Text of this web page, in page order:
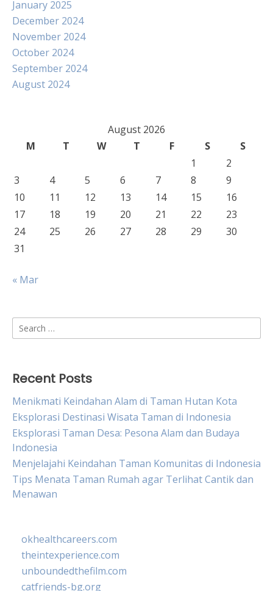
January 2025
December 2024
November 2024
October 2024
September 2024
August 2024
August 2026
M
T W T F S
S
1
2
3
4 5 6 7 8
9
10
11 12 13 14 15
16
17
18 19 20 21 22
23
24
25 26 27 28 29
30
31
« Mar
Search
for:
Recent Posts
Menikmati Keindahan Alam di Taman Hutan Kota
Eksplorasi Destinasi Wisata Taman di Indonesia
Eksplorasi Taman Desa: Pesona Alam dan Budaya
Indonesia
Menjelajahi Keindahan Taman Komunitas di Indonesia
Tips Menata Taman Rumah agar Terlihat Cantik dan
Menawan
okhealthcareers.com
theintexperience.com
unboundedthefilm.com
catfriends-bg.org